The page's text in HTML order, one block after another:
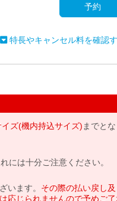
予約
特長やキャンセル料を確認
ズ(機内持込サイズ)までと
には十分ご注意ください。
います。 その際の払い戻し及
応じられませんので予めご